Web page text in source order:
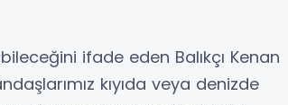
ifade eden Balıkçı Kenan
kıyıda veya denizde